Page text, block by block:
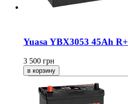
Yuasa YBX3053 45Ah R+
3 500 грн